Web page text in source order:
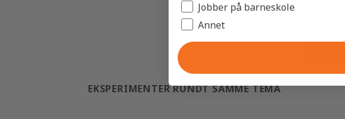
EKSPERIMENTER RUNDT SAMME TEMA
Jobber på barneskole
Annet